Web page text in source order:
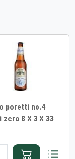
poretti no.4
zero 8 X 3 X 33